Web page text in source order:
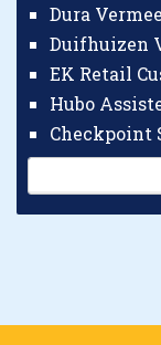
Dura
Duifhuizen
EK Retail
Hubo